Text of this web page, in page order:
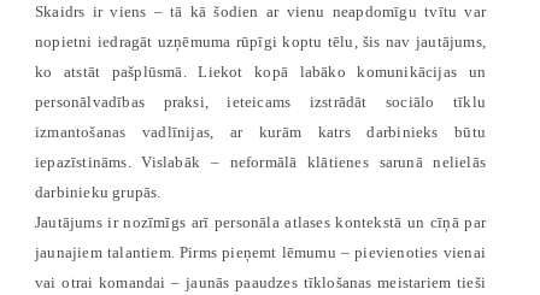
Skaidrs ir viens – tā kā šodien ar vienu neapdomīgu tvītu var
nopietni iedragāt uzņēmuma rūpīgi koptu tēlu, šis nav jautājums,
ko atstāt pašplūsmā. Liekot kopā labāko komunikācijas un
personālvadības praksi, ieteicams izstrādāt sociālo tīklu
izmantošanas vadlīnijas, ar kurām katrs darbinieks būtu
iepazīstināms. Vislabāk – neformālā klātienes sarunā nelielās
darbinieku grupās.
Jautājums ir nozīmīgs arī personāla atlases kontekstā un cīņā par
jaunajiem talantiem. Pirms pieņemt lēmumu – pievienoties vienai
vai otrai komandai – jaunās paaudzes tīklošanas meistariem tieši